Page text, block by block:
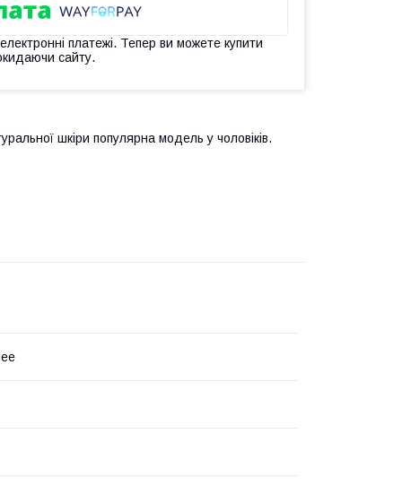
платежі. Тепер ви можете купити
сайту.
шкіри популярна модель у чоловіків.